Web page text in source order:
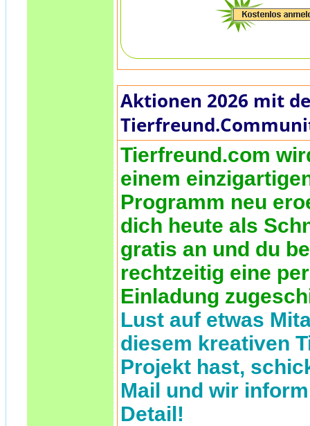
Aktionen 2026 mit
Tierfreund.com
einem
Programm neu
dich heute als
gratis an und du
rechtzeitig eine
Einladung
Lust auf etwas
diesem kreativen
Projekt hast,
Mail und wir
Detail!